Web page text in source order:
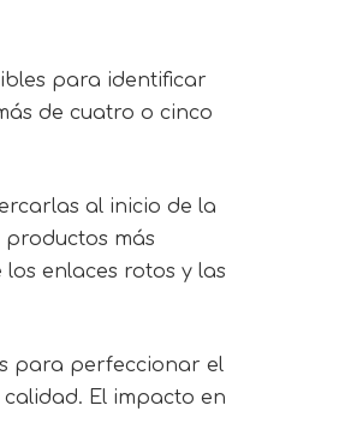
para identificar
de cuatro o cinco
al inicio de la
más
enlaces rotos y las
para perfeccionar el
El impacto en